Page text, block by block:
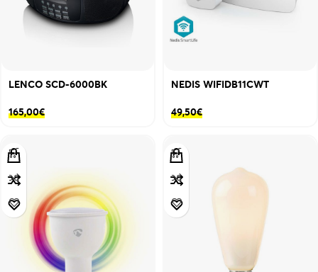
LENCO SCD-6000BK
165,00€
NEDIS WIFIDB11CWT
49,50€